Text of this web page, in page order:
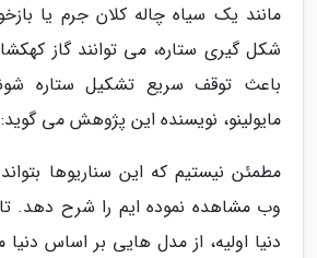
مانند یک سیاه چاله کلان جرم یا
شکل گیری ستاره، می توانند گاز
باعث توقف سریع تشکیل ستاره
مایولینو، نویسنده این پژوهش می گوید:
مطمئن نیستیم که این سناریوها
وب مشاهده نموده ایم را شرح دهد.
دنیا اولیه، از مدل هایی بر اساس دنیا